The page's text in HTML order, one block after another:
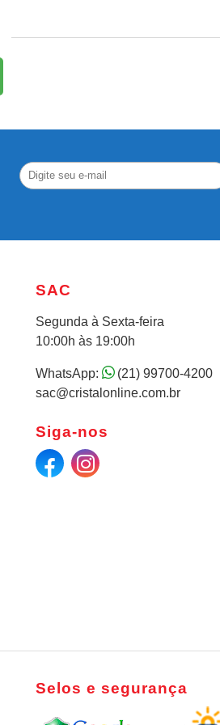
SAC
Segunda à Sexta-feira
10:00h às 19:00h
WhatsApp:
(21) 99700-4200
sac@cristalonline.com.br
Siga-nos
Selos e segurança